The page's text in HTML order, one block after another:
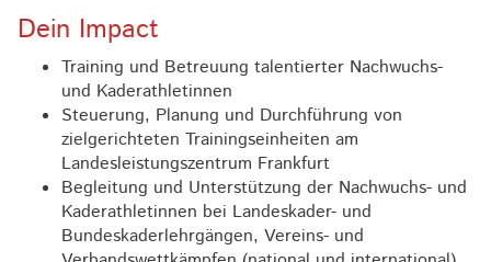
Dein Impact
Training und Betreuung talentierter Nachwuchs-
und Kaderathletinnen
Steuerung, Planung und Durchführung von
zielgerichteten Trainingseinheiten am
Landesleistungszentrum Frankfurt
Begleitung und Unterstützung der Nachwuchs- und
Kaderathletinnen bei Landeskader- und
Bundeskaderlehrgängen, Vereins- und